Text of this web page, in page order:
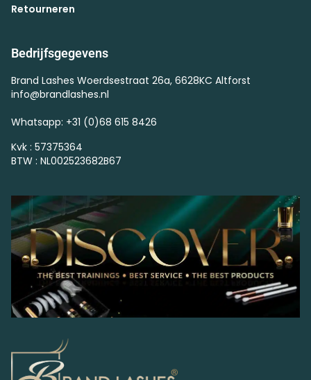
Retourneren
Bedrijfsgegevens
Brand Lashes Woerdsestraat 26a, 6628KC Altforst
info@brandlashes.nl
Whatsapp: +31 (0)68 615 8426
Kvk : 57375364
BTW : NL002523682B67